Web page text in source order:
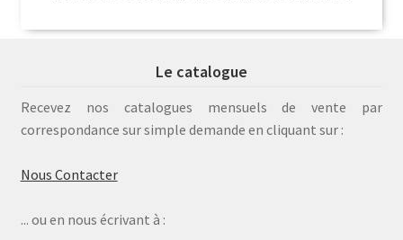
Le catalogue
Recevez nos catalogues mensuels de vente par
correspondance sur simple demande en cliquant sur :
Nous Contacter
... ou en nous écrivant à :